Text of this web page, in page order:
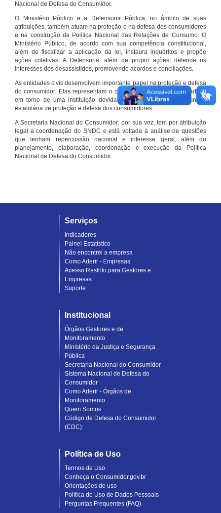
Nacional de Defesa do Consumidor.
O Ministério Público e a Defensoria Pública, no âmbito de suas
atribuições, também atuam na proteção e na defesa dos consumidores
e na construção da Política Nacional das Relações de Consumo. O
Ministério Público, de acordo com sua competência constitucional,
além de fiscalizar a aplicação da lei, instaura inquéritos e propõe
ações coletivas. A Defensoria, além de propor ações, defende os
interesses dos desassistidos, promovendo acordos e conciliações.
As entidades civis desenvolvem importante papel na proteção e defesa
do consumidor. Elas representam o conjunto organizado de cidadãos
em torno de uma instituição devidamente registrada e com função
estatutária de proteção e defesa dos consumidores.
A Secretaria Nacional do Consumidor, por sua vez, tem por atribuição
legal a coordenação do SNDC e está voltada à análise de questões
que tenham repercussão nacional e interesse geral, além do
planejamento, elaboração, coordenação e execução da Política
Nacional de Defesa do Consumidor.
Serviços
Indicadores
Painel Estatístico
Não encontrei a empresa
Como Aderir - Empresas
Acesso Restrito para Gestores e
Empresas
Suporte
Institucional
Órgãos Gestores e de
Monitoramento
Ministério da Justiça e Segurança
Pública
Secretaria Nacional do Consumidor
Sistema Nacional de Defesa do
Consumidor
Como Aderir - Órgãos de
Monitoramento
Quem Somos
Código de Defesa do Consumidor
(CDC)
Política de Uso
Termos de Uso
Conheça o Consumidor.gov.br
Orientações de uso
Política de Uso de Dados Pessoais
Perguntas Frequentes (FAQ)